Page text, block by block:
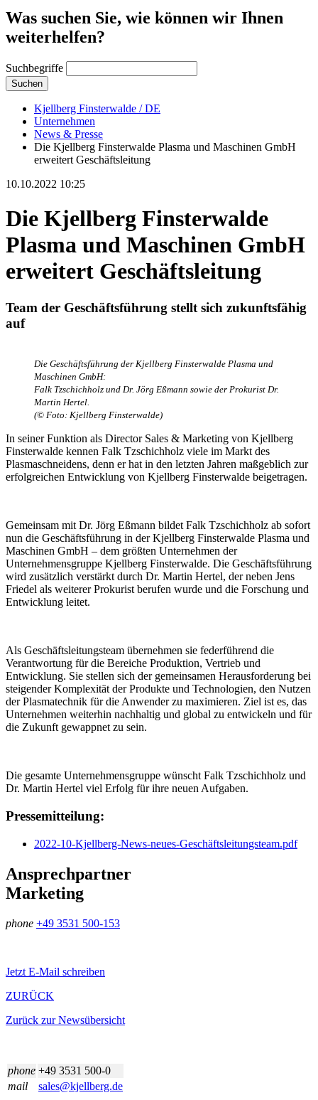
Was suchen Sie, wie können wir Ihnen
weiterhelfen?
Suchbegriffe
Suchen
Kjellberg Finsterwalde / DE
Unternehmen
News & Presse
Die Kjellberg Finsterwalde Plasma und Maschinen GmbH
erweitert Geschäftsleitung
10.10.2022 10:25
Die Kjellberg Finsterwalde
Plasma und Maschinen GmbH
erweitert Geschäftsleitung
Team der Geschäftsführung stellt sich zukunftsfähig
auf
Die Geschäftsführung der Kjellberg Finsterwalde Plasma und
Maschinen GmbH:
Falk Tzschichholz und Dr. Jörg Eßmann sowie der Prokurist Dr.
Martin Hertel.
(© Foto: Kjellberg Finsterwalde)
In seiner Funktion als Director Sales & Marketing von Kjellberg
Finsterwalde kennen Falk Tzschichholz viele im Markt des
Plasmaschneidens, denn er hat in den letzten Jahren maßgeblich zur
erfolgreichen Entwicklung von Kjellberg Finsterwalde beigetragen.
Gemeinsam mit Dr. Jörg Eßmann bildet Falk Tzschichholz ab sofort
nun die Geschäftsführung in der Kjellberg Finsterwalde Plasma und
Maschinen GmbH – dem größten Unternehmen der
Unternehmensgruppe Kjellberg Finsterwalde. Die Geschäftsführung
wird zusätzlich verstärkt durch Dr. Martin Hertel, der neben Jens
Friedel als weiterer Prokurist berufen wurde und die Forschung und
Entwicklung leitet.
Als Geschäftsleitungsteam übernehmen sie federführend die
Verantwortung für die Bereiche Produktion, Vertrieb und
Entwicklung. Sie stellen sich der gemeinsamen Herausforderung bei
steigender Komplexität der Produkte und Technologien, den Nutzen
der Plasmatechnik für die Anwender zu maximieren. Ziel ist es, das
Unternehmen weiterhin nachhaltig und global zu entwickeln und für
die Zukunft gewappnet zu sein.
Die gesamte Unternehmensgruppe wünscht Falk Tzschichholz und
Dr. Martin Hertel viel Erfolg für ihre neuen Aufgaben.
Pressemitteilung:
2022-10-Kjellberg-News-neues-Geschäftsleitungsteam.pdf
Ansprechpartner
Marketing
phone +49 3531 500-153
Jetzt E-Mail schreiben
ZURÜCK
Zurück zur Newsübersicht
phone +49 3531 500-0
mail
sales@kjellberg.de